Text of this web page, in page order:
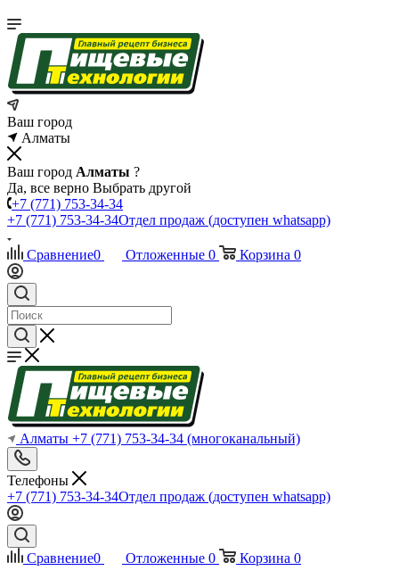
Ваш город
Алматы
Ваш город Алматы ?
Да, все верно Выбрать другой
+7 (771) 753-34-34
+7 (771) 753-34-34Отдел продаж (доступен whatsapp)
Сравнение0 Отложенные 0 Корзина 0
Алматы +7 (771) 753-34-34 (многоканальный)
Телефоны
+7 (771) 753-34-34Отдел продаж (доступен whatsapp)
Сравнение0 Отложенные 0 Корзина 0